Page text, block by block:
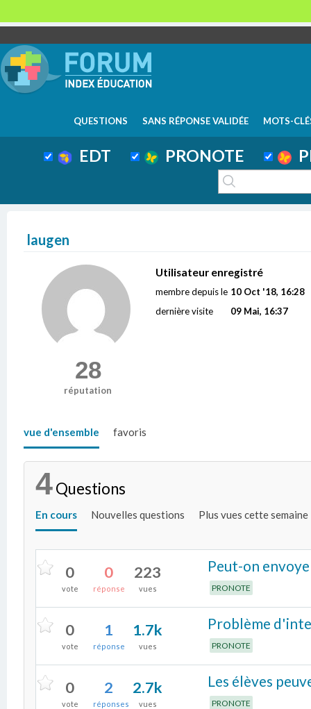
QUESTIONS SANS RÉPONSE VALIDÉE MOTS-
EDT PRONOTE
laugen
28
réputation
Utilisateur enregistré
membre depuis le 10 Oct '18, 16:28
dernière visite
09 Mai, 16:37
vue d'ensemble favoris
4Questions
En cours Nouvelles questions Plus vues cette semaine
0
vote
0
réponse
223
vues
Peut-on
PRONOTE
0
vote
1
réponse
1.7k
vues
Problème
PRONOTE
0
vote
2
réponses
2.7k
vues
Les élèves
PRONOTE